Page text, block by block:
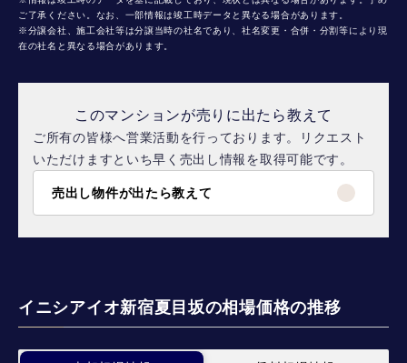
ご了承ください。なお、一部情報は竣工時データと異なる場合があります。
※分譲会社、施工会社等は分譲当時の社名であり、社名変更・合併・分割等により現
在の社名と異なる場合があります。
このマンションが売りに出たら教えて
ご所有の皆様へ営業活動を行っております。リクエスト
いただけますといち早く売出し情報を取得可能です。
売出し物件が出たら教えて
イニシアイオ新宿夏目坂の相場価格の推移